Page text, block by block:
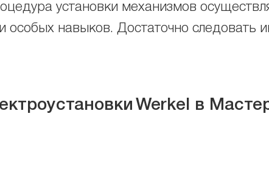
установки механизмов
особых навыков. Достаточно следовать
Werkel в